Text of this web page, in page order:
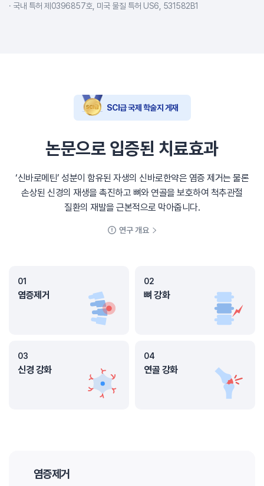
국내 특허 제0396857호, 미국 물질 특허 US6, 531582B1
SCI급 국제 학술지 게재
논문으로 입증된 치료효과
‘신바로메틴’ 성분이 함유된 자생의 신바로한약은 염증 제거는 물론
손상된 신경의 재생을 촉진하고 뼈와 연골을 보호하여 척추관절
질환의 재발을 근본적으로 막아줍니다.
연구 개요
01
염증제거
02
뼈 강화
03
신경 강화
04
연골 강화
염증제거